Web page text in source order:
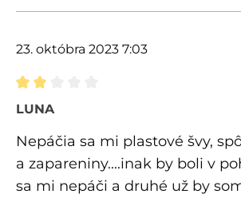
23. októbra 2023 7:03
Recenzia s hodnotením 2 z 5
LUNA
Nepáčia sa mi plastové švy,
a zapareniny....inak by boli v
sa mi nepáči a druhé už by